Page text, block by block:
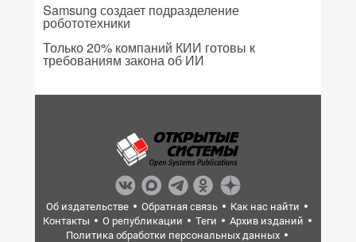
Samsung создает подразделение
робототехники
Только 20% компаний КИИ готовы к
требованиям закона об ИИ
Об издательстве Обратная связь
Как нас найти
Контакты
О републикации Теги
Архив изданий
Политика обработки персональных данных